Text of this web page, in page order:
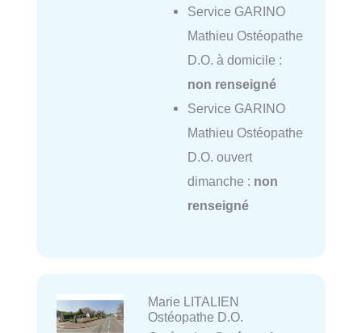
Service GARINO
Mathieu Ostéopathe
D.O. à domicile :
non renseigné
Service GARINO
Mathieu Ostéopathe
D.O. ouvert
dimanche : non
renseigné
Marie LITALIEN
Ostéopathe D.O.